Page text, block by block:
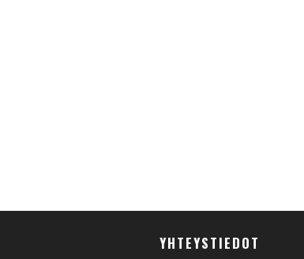
YHTEYSTIEDOT